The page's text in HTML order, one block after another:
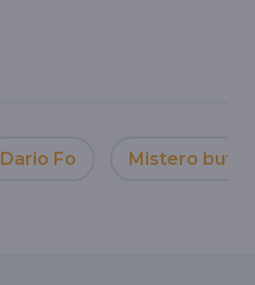
Dario Fo Mistero buffo